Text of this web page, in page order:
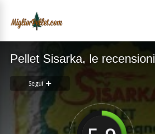
Pellet Sisarka, le recensioni
Segui